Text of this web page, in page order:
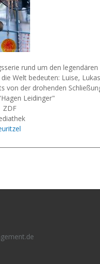
rund um den
Welt bedeuten: Luise,
von der drohenden
Leidinger"
ZDF
.de